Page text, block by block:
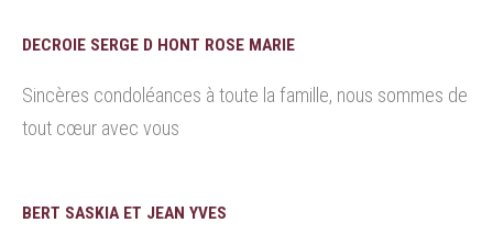
DECROIE SERGE D HONT ROSE MARIE
Sincères condoléances à toute la famille, nous sommes de
tout cœur avec vous
BERT SASKIA ET JEAN YVES